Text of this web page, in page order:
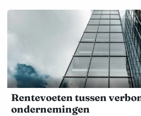
Rentevoeten tussen
ondernemingen